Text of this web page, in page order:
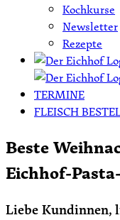
Kochkurse
Newsletter
Rezepte
TERMINE
FLEISCH
Beste
Eichhof-
Liebe Kundinnen,